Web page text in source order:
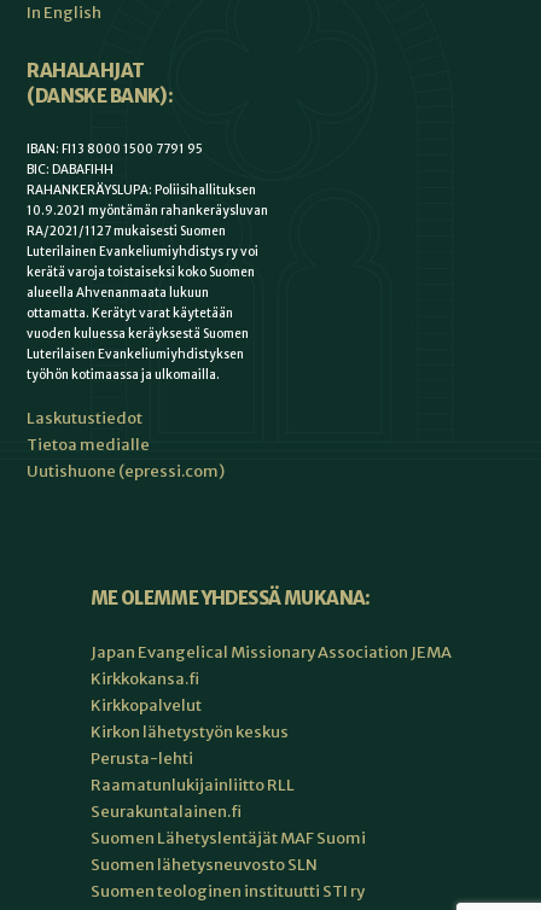
In English
RAHALAHJAT
(DANSKE BANK):
IBAN: FI13 8000 1500 7791 95
BIC: DABAFIHH
RAHANKERÄYSLUPA: Poliisihallituksen
10.9.2021 myöntämän rahankeräysluvan
RA/2021/1127 mukaisesti Suomen
Luterilainen Evankeliumiyhdistys ry voi
kerätä varoja toistaiseksi koko Suomen
alueella Ahvenanmaata lukuun
ottamatta. Kerätyt varat käytetään
vuoden kuluessa keräyksestä Suomen
Luterilaisen Evankeliumiyhdistyksen
työhön kotimaassa ja ulkomailla.
Laskutustiedot
Tietoa medialle
Uutishuone (epressi.com)
ME OLEMME YHDESSÄ MUKANA:
Japan Evangelical Missionary Association JEMA
Kirkkokansa.fi
Kirkkopalvelut
Kirkon lähetystyön keskus
Perusta-lehti
Raamatunlukijainliitto RLL
Seurakuntalainen.fi
Suomen Lähetyslentäjät MAF Suomi
Suomen lähetysneuvosto SLN
Suomen teologinen instituutti STI ry